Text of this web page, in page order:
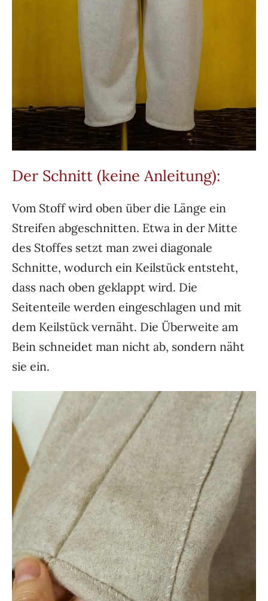
Der Schnitt (keine Anleitung):
Vom Stoff wird oben über die Länge ein
Streifen abgeschnitten. Etwa in der Mitte
des Stoffes setzt man zwei diagonale
Schnitte, wodurch ein Keilstück entsteht,
dass nach oben geklappt wird. Die
Seitenteile werden eingeschlagen und mit
dem Keilstück vernäht. Die Überweite am
Bein schneidet man nicht ab, sondern näht
sie ein.